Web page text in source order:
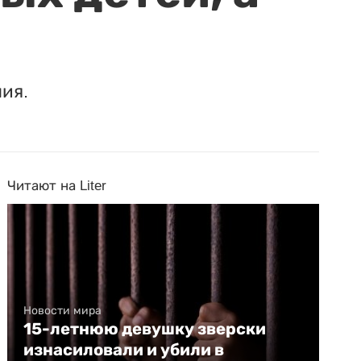
Читают на Liter
Новости мира
15-летнюю девушку зверски
изнасиловали и убили в